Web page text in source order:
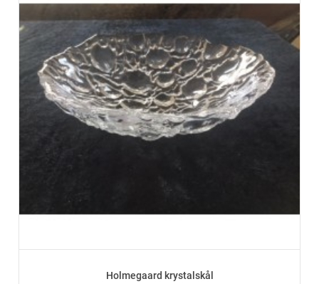
Holmegaard krystalskål